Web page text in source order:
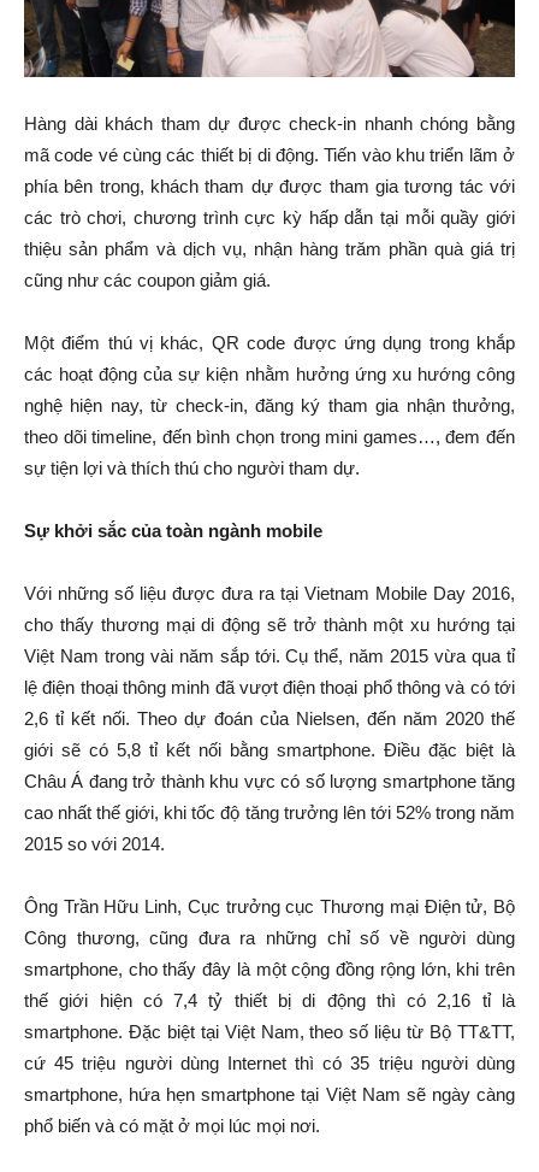
Hàng dài khách tham dự được check-in nhanh chóng bằng
mã code vé cùng các thiết bị di động. Tiến vào khu triển lãm ở
phía bên trong, khách tham dự được tham gia tương tác với
các trò chơi, chương trình cực kỳ hấp dẫn tại mỗi quầy giới
thiệu sản phẩm và dịch vụ, nhận hàng trăm phần quà giá trị
cũng như các coupon giảm giá.
Một điểm thú vị khác, QR code được ứng dụng trong khắp
các hoạt động của sự kiện nhằm hưởng ứng xu hướng công
nghệ hiện nay, từ check-in, đăng ký tham gia nhận thưởng,
theo dõi timeline, đến bình chọn trong mini games…, đem đến
sự tiện lợi và thích thú cho người tham dự.
Sự khởi sắc của toàn ngành mobile
Với những số liệu được đưa ra tại Vietnam Mobile Day 2016,
cho thấy thương mại di động sẽ trở thành một xu hướng tại
Việt Nam trong vài năm sắp tới. Cụ thể, năm 2015 vừa qua tỉ
lệ điện thoại thông minh đã vượt điện thoại phổ thông và có tới
2,6 tỉ kết nối. Theo dự đoán của Nielsen, đến năm 2020 thế
giới sẽ có 5,8 tỉ kết nối bằng smartphone. Điều đặc biệt là
Châu Á đang trở thành khu vực có số lượng smartphone tăng
cao nhất thế giới, khi tốc độ tăng trưởng lên tới 52% trong năm
2015 so với 2014.
Ông Trần Hữu Linh, Cục trưởng cục Thương mại Điện tử, Bộ
Công thương, cũng đưa ra những chỉ số về người dùng
smartphone, cho thấy đây là một cộng đồng rộng lớn, khi trên
thế giới hiện có 7,4 tỷ thiết bị di động thì có 2,16 tỉ là
smartphone. Đặc biệt tại Việt Nam, theo số liệu từ Bộ TT&TT,
cứ 45 triệu người dùng Internet thì có 35 triệu người dùng
smartphone, hứa hẹn smartphone tại Việt Nam sẽ ngày càng
phổ biến và có mặt ở mọi lúc mọi nơi.